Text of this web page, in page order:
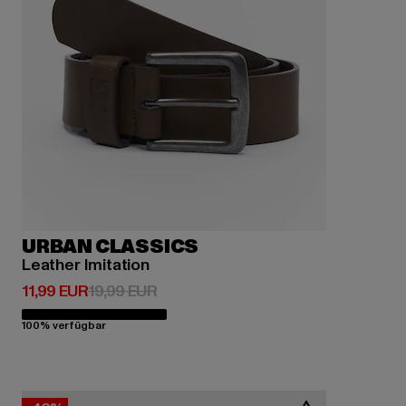
URBAN CLASSICS
Leather Imitation
11,99 EUR
Derzeitiger Preis: 11,99 EUR
19,99 EURAktionspreis: 19,99 EUR
100% verfügbar